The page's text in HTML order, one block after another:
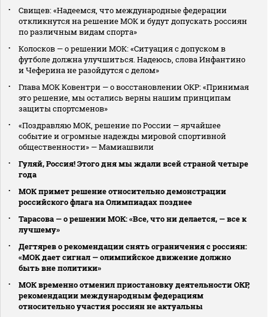
Свищев: «Надеемся, что международные федерации
откликнутся на решение МОК и будут допускать россиян
по различным видам спорта»
Колосков — о решении МОК: «Ситуация с допуском в
футболе должна улучшиться. Надеюсь, слова Инфантино
и Чеферина не разойдутся с делом»
Глава МОК Ковентри — о восстановлении ОКР: «Принимая
это решение, мы остались верны нашим принципам
защиты спортсменов»
«Поздравляю МОК, решение по России — ярчайшее
событие и огромные надежды мировой спортивной
общественности» — Мамиашвили
Гуляй, Россия! Этого дня мы ждали всей страной четыре
года
МОК примет решение относительно демонстрации
российского флага на Олимпиадах позднее
Тарасова — о решении МОК: «Все, что ни делается, — все к
лучшему»
Дегтярев о рекомендации снять ограничения с россиян:
«МОК дает сигнал — олимпийское движение должно
быть вне политики»
МОК временно отменил приостановку деятельности ОКР,
рекомендации международным федерациям
относительно участия россиян не актуальны